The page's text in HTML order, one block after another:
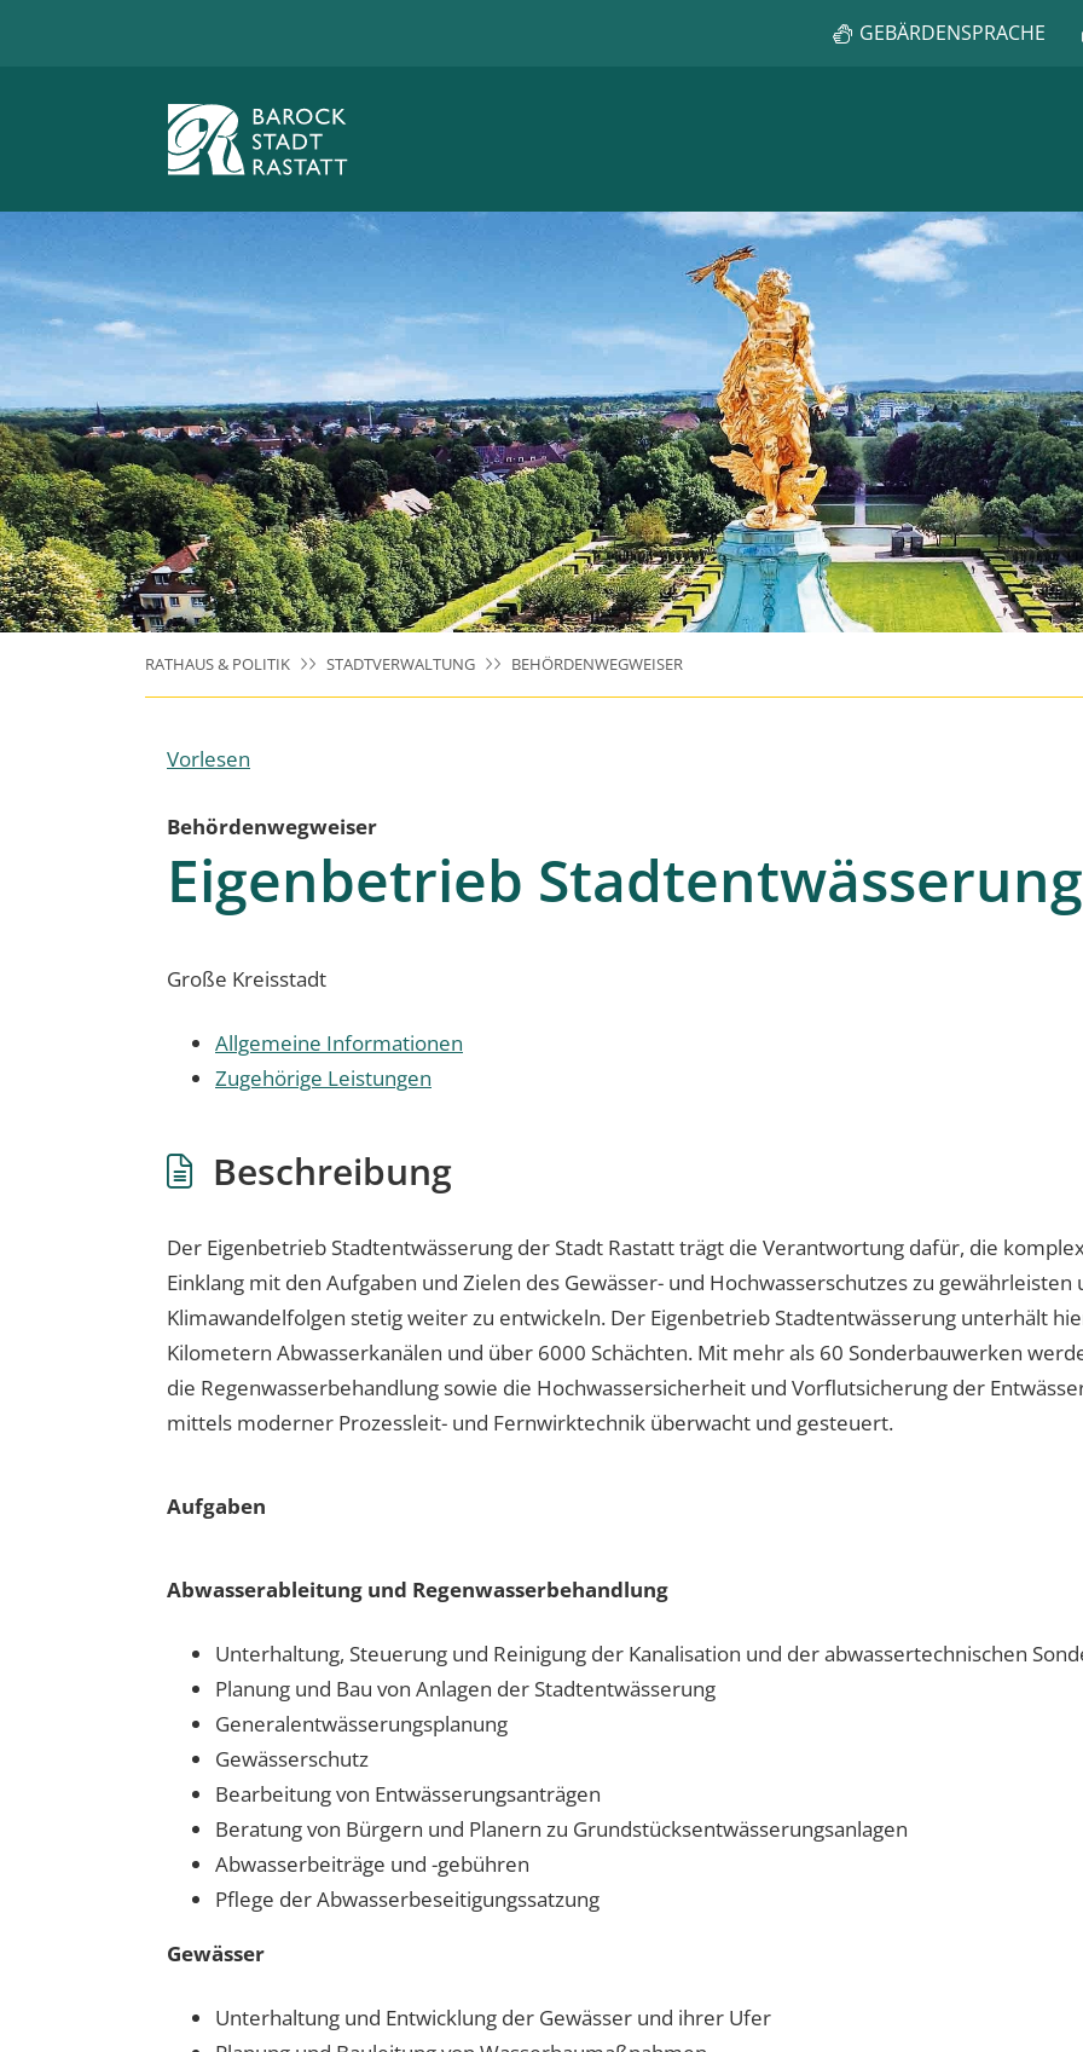
GEBÄRDENSPRACHE
RATHAUS & POLITIK STADTVERWALTUNG BEHÖRDENWEGWEISER
Vorlesen
Behördenwegweiser
Eigenbetrieb Stadtentwässerung
Große Kreisstadt
Allgemeine Informationen
Zugehörige Leistungen
Beschreibung
Der Eigenbetrieb Stadtentwässerung der Stadt Rastatt trägt die Verantwortung dafür, die
Einklang mit den Aufgaben und Zielen des Gewässer- und Hochwasserschutzes zu
Klimawandelfolgen stetig weiter zu entwickeln. Der Eigenbetrieb Stadtentwässerung unterhält
Kilometern Abwasserkanälen und über 6000 Schächten. Mit mehr als 60 Sonderbauwerken
die Regenwasserbehandlung sowie die Hochwassersicherheit und Vorflutsicherung der
mittels moderner Prozessleit- und Fernwirktechnik überwacht und gesteuert.
Aufgaben
Abwasserableitung und Regenwasserbehandlung
Unterhaltung, Steuerung und Reinigung der Kanalisation und der abwassertechnischen
Planung und Bau von Anlagen der Stadtentwässerung
Generalentwässerungsplanung
Gewässerschutz
Bearbeitung von Entwässerungsanträgen
Beratung von Bürgern und Planern zu Grundstücksentwässerungsanlagen
Abwasserbeiträge und -gebühren
Pflege der Abwasserbeseitigungssatzung
Gewässer
Unterhaltung und Entwicklung der Gewässer und ihrer Ufer